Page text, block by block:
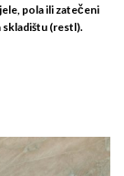
pola ili zatečeni
skladištu (restl).